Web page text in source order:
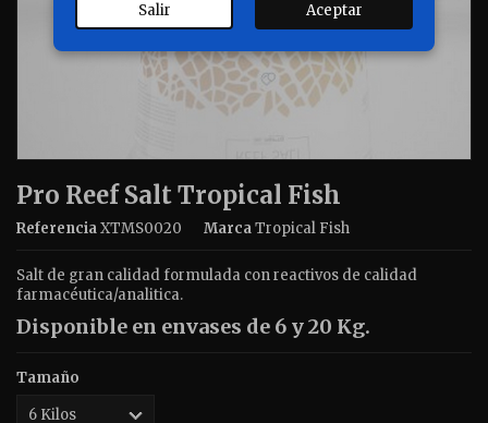
Pro Reef Salt Tropical Fish
ReferenciaXTMS0020 MarcaTropical Fish
Salt de gran calidad formulada con reactivos de calidad
farmacéutica/analitica.
Disponible en envases de 6 y 20 Kg.
Tamaño
Salir Aceptar